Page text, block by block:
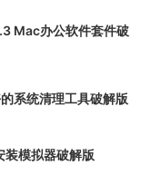
Mac办公软件套件破
系统清理工具破解版
模拟器破解版